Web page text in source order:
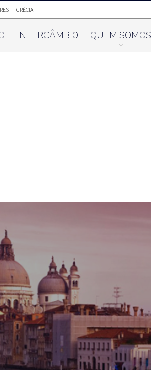
GRÉCIA
INTERCÂMBIO QUEM SOMOS